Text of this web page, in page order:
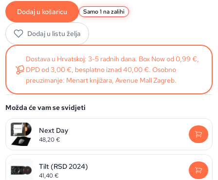
Dodaj u košaricu Samo 1 na zalihi
Dodaj u listu želja
Dostava u Hrvatskoj: 3-5 radnih dana. Box Now od 0,99 €,
DPD od 3,00 €, besplatno iznad 40,00 €. Osobno
preuzimanje: Menart knjižara, Avenue Mall Zagreb.
Možda će vam se svidjeti
Next Day
48,20€
Tilt (RSD 2024)
41,40€